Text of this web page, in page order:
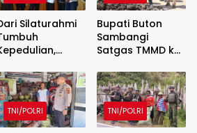
Silaturahmi
Perkuat
Bupati Buton
Sambangi
Satgas TMMD ke-
1413/Buton,
Sinergi
Pembangunan
Kian Menguat
TNI/POLRI TNI/POLRI